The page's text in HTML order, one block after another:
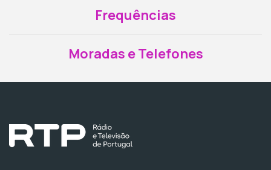
Frequências
Moradas e Telefones